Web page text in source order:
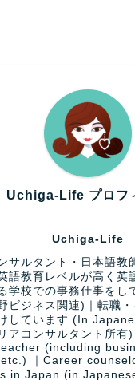
Uchiga-Life プロフ
Uchiga-Life
サルタント・日本語教
語教育レベルが高く英
学校での事務仕事をし
ビジネス関連)｜転職
しています (In
アコンサルタント所有
(including
｜Career
in Japan (in